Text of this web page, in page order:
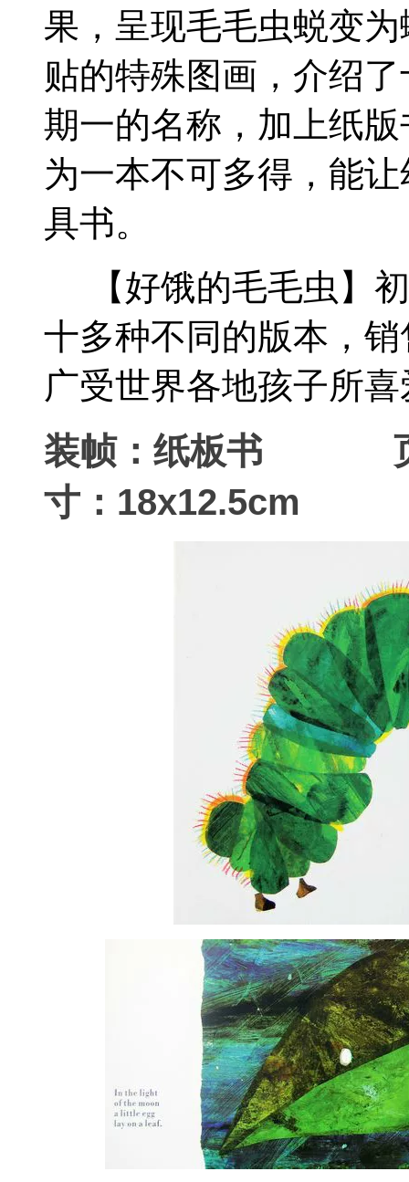
果，呈现毛毛虫蜕变
贴的特殊图画，介绍
期一的名称，加上纸版
为一本不可多得，能
具书。
【好饿的毛毛虫】
十多种不同的版本，
广受世界各地孩子所
装帧：纸板书
寸：18x12.5cm